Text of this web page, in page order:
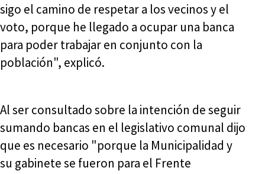
sigo el camino de respetar a los vecinos y el
voto, porque he llegado a ocupar una banca
para poder trabajar en conjunto con la
población", explicó.
Al ser consultado sobre la intención de seguir
sumando bancas en el legislativo comunal dijo
que es necesario "porque la Municipalidad y
su gabinete se fueron para el Frente